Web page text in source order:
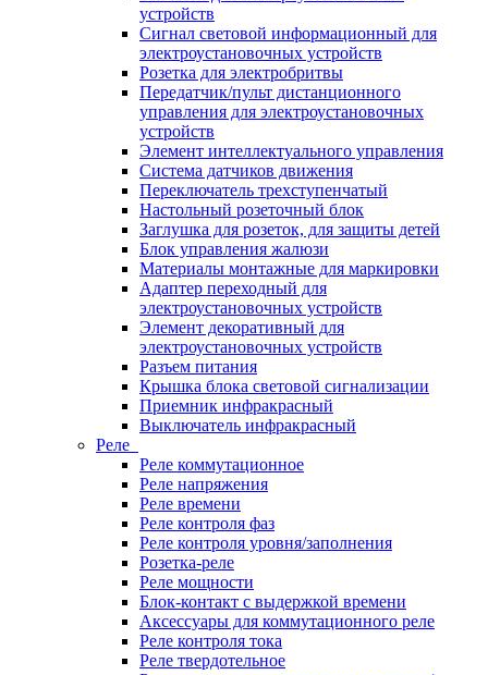
устройств
Сигнал световой информационный для
электроустановочных устройств
Розетка для электробритвы
Передатчик/пульт дистанционного
управления для электроустановочных
устройств
Элемент интеллектуального управления
Система датчиков движения
Переключатель трехступенчатый
Настольный розеточный блок
Заглушка для розеток, для защиты детей
Блок управления жалюзи
Материалы монтажные для маркировки
Адаптер переходный для
электроустановочных устройств
Элемент декоративный для
электроустановочных устройств
Разъем питания
Крышка блока световой сигнализации
Приемник инфракрасный
Выключатель инфракрасный
Реле
Реле коммутационное
Реле напряжения
Реле времени
Реле контроля фаз
Реле контроля уровня/заполнения
Розетка-реле
Реле мощности
Блок-контакт с выдержкой времени
Аксессуары для коммутационного реле
Реле контроля тока
Реле твердотельное